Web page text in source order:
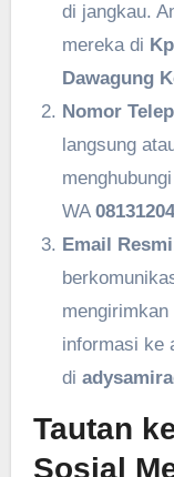
di jangkau.
mereka di
Dawagung
Nomor
langsung
WA
Email
informasi ke
di
Tautan
Sosial